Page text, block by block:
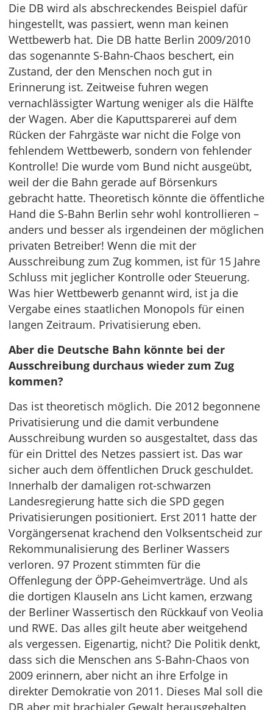
Die DB wird als abschreckendes Beispiel dafür
hingestellt, was passiert, wenn man keinen
Wettbewerb hat. Die DB hatte Berlin 2009/2010
das sogenannte S-Bahn-Chaos beschert, ein
Zustand, der den Menschen noch gut in
Erinnerung ist. Zeitweise fuhren wegen
vernachlässigter Wartung weniger als die Hälfte
der Wagen. Aber die Kaputtsparerei auf dem
Rücken der Fahrgäste war nicht die Folge von
fehlendem Wettbewerb, sondern von fehlender
Kontrolle! Die wurde vom Bund nicht ausgeübt,
weil der die Bahn gerade auf Börsenkurs
gebracht hatte. Theoretisch könnte die öffentliche
Hand die S-Bahn Berlin sehr wohl kontrollieren –
anders und besser als irgendeinen der möglichen
privaten Betreiber! Wenn die mit der
Ausschreibung zum Zug kommen, ist für 15 Jahre
Schluss mit jeglicher Kontrolle oder Steuerung.
Was hier Wettbewerb genannt wird, ist ja die
Vergabe eines staatlichen Monopols für einen
langen Zeitraum. Privatisierung eben.
Aber die Deutsche Bahn könnte bei der
Ausschreibung durchaus wieder zum Zug
kommen?
Das ist theoretisch möglich. Die 2012 begonnene
Privatisierung und die damit verbundene
Ausschreibung wurden so ausgestaltet, dass das
für ein Drittel des Netzes passiert ist. Das war
sicher auch dem öffentlichen Druck geschuldet.
Innerhalb der damaligen rot-schwarzen
Landesregierung hatte sich die SPD gegen
Privatisierungen positioniert. Erst 2011 hatte der
Vorgängersenat krachend den Volksentscheid zur
Rekommunalisierung des Berliner Wassers
verloren. 97 Prozent stimmten für die
Offenlegung der ÖPP-Geheimverträge. Und als
die dortigen Klauseln ans Licht kamen, erzwang
der Berliner Wassertisch den Rückkauf von Veolia
und RWE. Das alles gilt heute aber weitgehend
als vergessen. Eigenartig, nicht? Die Politik denkt,
dass sich die Menschen ans S-Bahn-Chaos von
2009 erinnern, aber nicht an ihre Erfolge in
direkter Demokratie von 2011. Dieses Mal soll die
DB aber mit brachialer Gewalt herausgehalten